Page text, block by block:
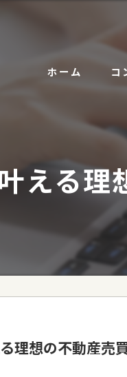
ホーム コ
える理
理想の不動産売